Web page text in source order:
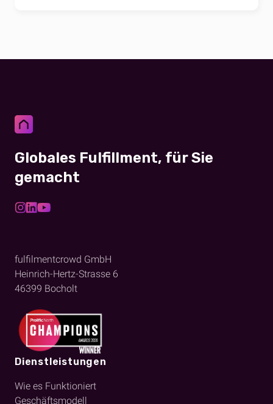
Globales Fulfillment, für Sie
gemacht
fulfilmentcrowd GmbH
Heinrich-Hertz-Strasse 6
46399 Bocholt
Dienstleistungen
Wie es Funktioniert
Geschäftsmodell